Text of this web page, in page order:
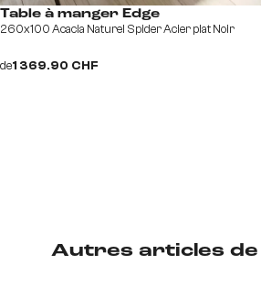
Autres articles de
Table à manger Edge
260x100 Acacia Naturel Spider Acier plat Noir
de1 369.90 CHF